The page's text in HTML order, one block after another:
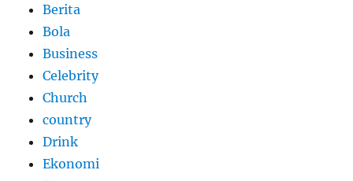
Berita
Bola
Business
Celebrity
Church
country
Drink
Ekonomi